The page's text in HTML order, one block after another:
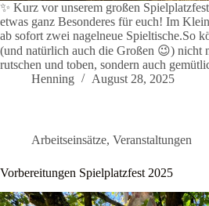
✨ Kurz vor unserem großen
etwas ganz Besonderes für euch! Im
ab sofort zwei nagelneue Spieltische.So
(und natürlich auch die Großen 😉) nicht
rutschen und toben, sondern auch
Henning
August 28, 2025
Arbeitseinsätze, Veranstaltungen
Vorbereitungen Spielplatzfest 2025